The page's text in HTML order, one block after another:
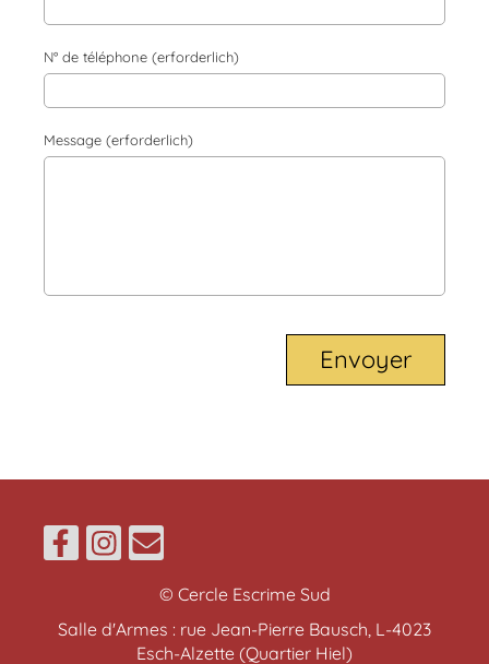
N° de téléphone (erforderlich)
Message (erforderlich)
© Cercle Escrime Sud
Salle d'Armes : rue Jean-Pierre Bausch, L-4023
Esch-Alzette (Quartier Hiel)